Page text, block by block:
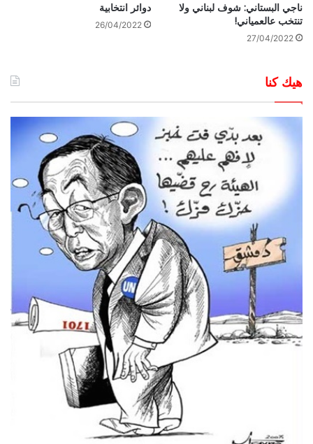
ناجي البستاني: شوف لبناني ولا
تنتخب عالعمياني!
27/04/2022
دوائر انتخابية
26/04/2022
هيك كنا